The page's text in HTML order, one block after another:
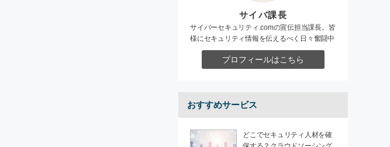
サイバ課長
サイバーセキュリティ.comの宣伝担当課長。皆
様にセキュリティ情報を伝えるべく日々奮闘中
プロフィールはこちら
おすすめサービス
どこでセキュリティ人材を確